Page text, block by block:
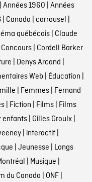
| Années 1960 | Années
| Canada | carrousel |
québécois| Claude
Concours| Cordell Barker
| Denys Arcand |
Web | Éducation |
| Femmes| Fernand
| Fiction | Films| Films
enfants| Gilles Groulx|
| interactif|
| Jeunesse | Longs
| Musique |
du Canada | ONF|